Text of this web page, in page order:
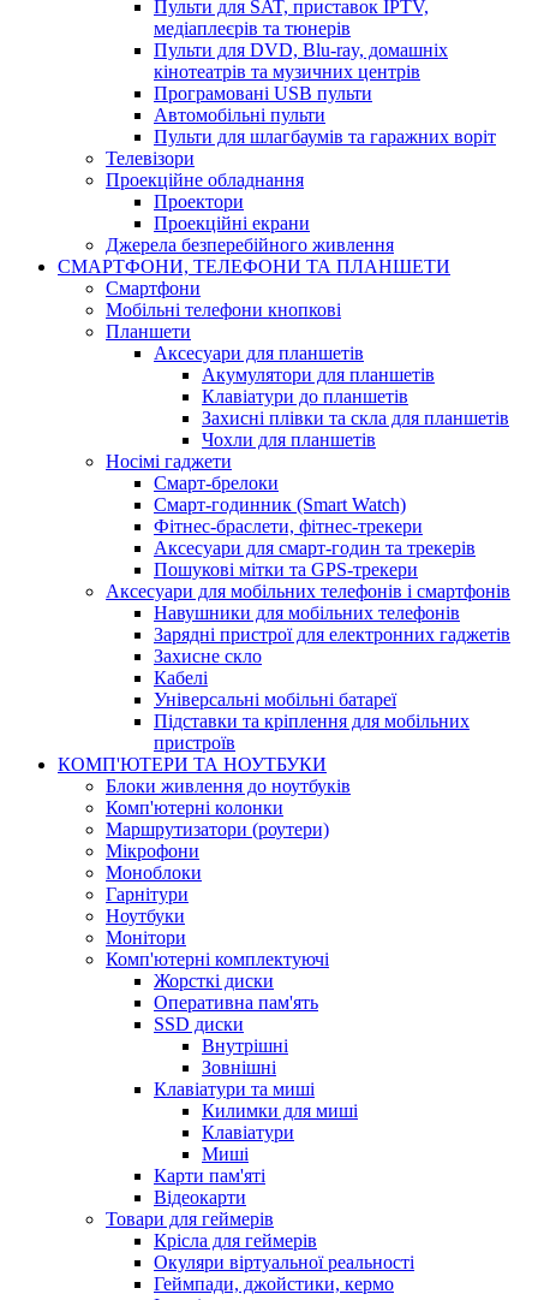
Пульти для SAT, приставок IPTV,
медіаплеєрів та тюнерів
Пульти для DVD, Blu-ray, домашніх
кінотеатрів та музичних центрів
Програмовані USB пульти
Автомобільні пульти
Пульти для шлагбаумів та гаражних воріт
Телевізори
Проекційне обладнання
Проектори
Проекційні екрани
Джерела безперебійного живлення
СМАРТФОНИ, ТЕЛЕФОНИ ТА ПЛАНШЕТИ
Смартфони
Мобільні телефони кнопкові
Планшети
Аксесуари для планшетів
Акумулятори для планшетів
Клавіатури до планшетів
Захисні плівки та скла для планшетів
Чохли для планшетів
Носімі гаджети
Смарт-брелоки
Смарт-годинник (Smart Watch)
Фітнес-браслети, фітнес-трекери
Аксесуари для смарт-годин та трекерів
Пошукові мітки та GPS-трекери
Аксесуари для мобільних телефонів і смартфонів
Навушники для мобільних телефонів
Зарядні пристрої для електронних гаджетів
Захисне скло
Кабелі
Універсальні мобільні батареї
Підставки та кріплення для мобільних
пристроїв
КОМП'ЮТЕРИ ТА НОУТБУКИ
Блоки живлення до ноутбуків
Комп'ютерні колонки
Маршрутизатори (роутери)
Мікрофони
Моноблоки
Гарнітури
Ноутбуки
Монітори
Комп'ютерні комплектуючі
Жорсткі диски
Оперативна пам'ять
SSD диски
Внутрішні
Зовнішні
Клавіатури та миші
Килимки для миші
Клавіатури
Миші
Карти пам'яті
Відеокарти
Товари для геймерів
Крісла для геймерів
Окуляри віртуальної реальності
Геймпади, джойстики, кермо